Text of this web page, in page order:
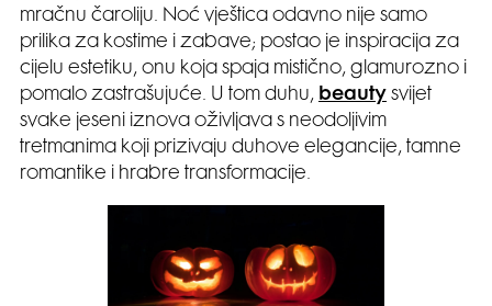
mračnu čaroliju. Noć vještica odavno nije samo
prilika za kostime i zabave; postao je inspiracija za
cijelu estetiku, onu koja spaja mistično, glamurozno i
pomalo zastrašujuće. U tom duhu, beauty svijet
svake jeseni iznova oživljava s neodoljivim
tretmanima koji prizivaju duhove elegancije, tamne
romantike i hrabre transformacije.